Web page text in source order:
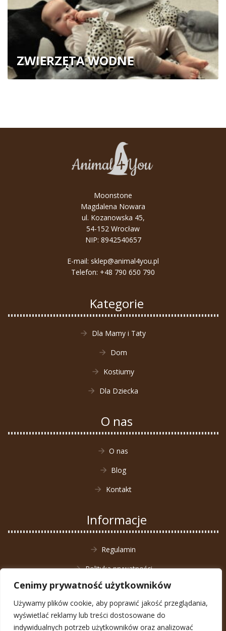
Cenimy prywatność użytkowników
Używamy plików cookie, aby poprawić jakość przeglądania,
wyświetlać reklamy lub treści dostosowane do
indywidualnych potrzeb użytkowników oraz analizować
ZWIERZĘTA WODNE
Moonstone
Magdalena Nowara
ul. Kozanowska 45,
54-152 Wrocław
NIP: 8942540657
E-mail: sklep@animal4you.pl
Telefon: +48 790 650 790
Kategorie
Dla Mamy i Taty
Dom
Kostiumy
Dla Dziecka
O nas
O nas
Blog
Kontakt
Informacje
Regulamin
Polityka prywatności
Zwrot towaru